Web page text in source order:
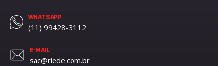
WHATSAPP
(11) 99428-3112
E-MAIL
sac@riede.com.br